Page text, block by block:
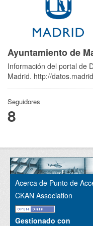
Ayuntamiento de
Información del portal de
Madrid. http://
Seguidores
8
Acerca de Punto de
CKAN Association
Gestionado con